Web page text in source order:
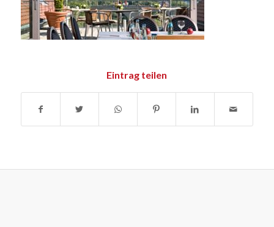
Eintrag teilen